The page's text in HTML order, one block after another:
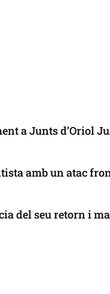
a Junts d’Oriol
amb un atac
del seu retorn i